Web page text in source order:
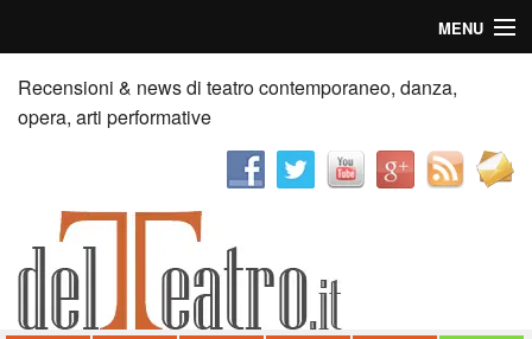
MENU
Home
Recensioni
News
Palazzi consiglia
Recensioni & news di teatro contemporaneo, danza,
opera, arti performative